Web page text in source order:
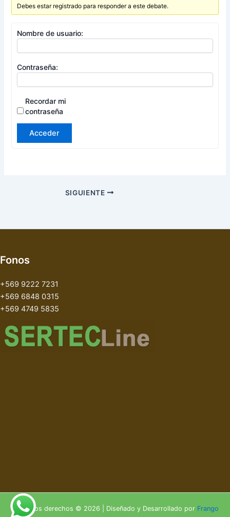
Debes estar registrado para responder a este debate.
Nombre de usuario:
Contraseña:
Recordar mi
contraseña
Acceder
SIGUIENTE
Fonos
+569 9222 7231
+569 6848 0315
+569 4749 5835
Todos los derechos © 2026 | Diseñado y Desarrollado por Frango